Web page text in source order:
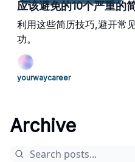
应该避免的10个严重的
利用这些简历技巧,避开常
功。
yourwaycareer
Archive